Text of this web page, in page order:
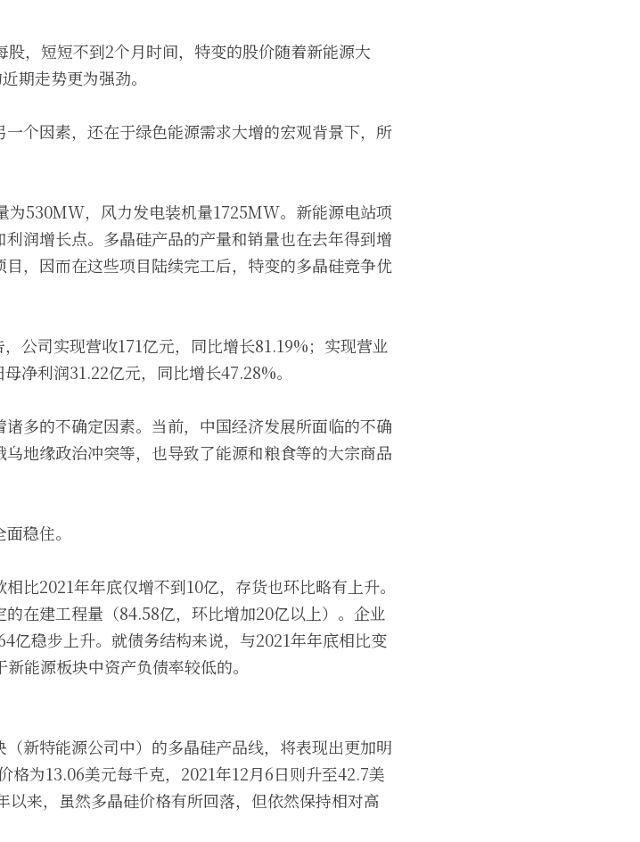
，短短不到2个月时间，特变的股价随着新能源大
期走势更为强劲。
个因素，还在于绿色能源需求大增的宏观背景下，所
为530MW，风力发电装机量1725MW。新能源电站项
润增长点。多晶硅产品的产量和销量也在去年得到增
，因而在这些项目陆续完工后，特变的多晶硅竞争优
公司实现营收171亿元，同比增长81.19%；实现营业
净利润31.22亿元，同比增长47.28%。
多的不确定因素。当前，中国经济发展所面临的不确
地缘政治冲突等，也导致了能源和粮食等的大宗商品
稳住。
比2021年年底仅增不到10亿，存货也环比略有上升。
在建工程量（84.58亿，环比增加20亿以上）。企业
亿稳步上升。就债务结构来说，与2021年年底相比变
能源板块中资产负债率较低的。
新特能源公司中）的多晶硅产品线，将表现出更加明
格为13.06美元每千克，2021年12月6日则升至42.7美
来，虽然多晶硅价格有所回落，但依然保持相对高